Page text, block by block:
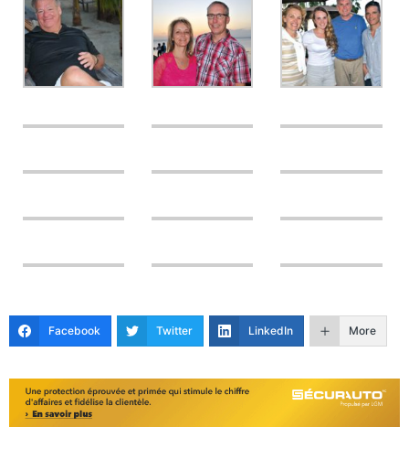
Facebook Twitter LinkedIn More